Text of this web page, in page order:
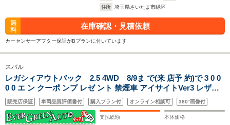
住所
埼玉県さいたま市緑区
無
料
在庫確認・見積依頼
カーセンサーアフター保証がBプランに付いています
スバル
レガシィアウトバック 2.5 4WD 8/9ま で(来 店予 約)で 3 0 0
0 0 エ ン クーポ ンプ レゼ ント 禁煙車 アイサイトVer3 レザー
シート バックカメラ 純正ドラレコ 純正SDナビ Bluetooth シー
トヒーター メモリー付きパワーシート X-MODE
販売店保証 車両品質評価書付 購入プラン付 オンライン相談可 360°画像付
支払総額 本体価格